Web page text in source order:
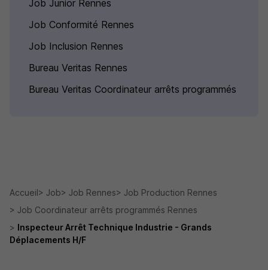
Job Junior Rennes
Job Conformité Rennes
Job Inclusion Rennes
Bureau Veritas Rennes
Bureau Veritas Coordinateur arrêts programmés
Accueil Job Job Rennes
Job Production Rennes
Job Coordinateur arrêts programmés Rennes
Inspecteur Arrêt Technique Industrie - Grands
Déplacements H/F